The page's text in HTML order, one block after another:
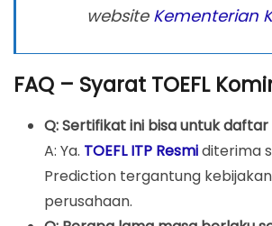
website Kementerian
FAQ – Syarat TOEFL
Q: Sertifikat ini bisa untuk daftar
A: Ya. TOEFL ITP Resmiditerima
Prediction tergantung
perusahaan.